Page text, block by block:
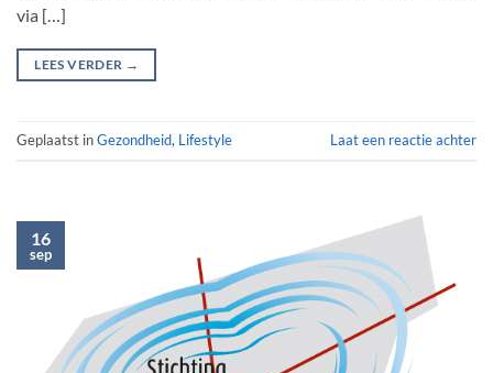
via […]
LEES VERDER →
Geplaatst inGezondheid, Lifestyle Laat een reactie achter
16
sep